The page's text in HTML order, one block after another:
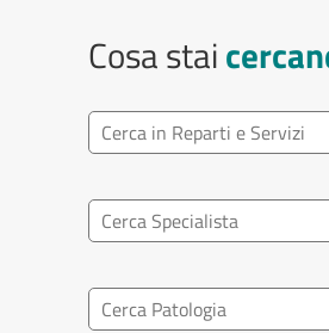
Cosa stai
Ricerca reparto
Ricerca specialisti
Ricerca nel patologia